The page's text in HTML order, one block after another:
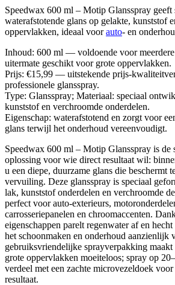
Speedwax 600 ml – Motip Glansspray geeft
waterafstotende glans op gelakte, kunststof
oppervlakken, ideaal voorauto- en
Inhoud: 600 ml — voldoende voor meerdere
uitermate geschikt voor grote oppervlakken.
Prijs: €15,99 — uitstekende prijs-
professionele glansspray.
Type: Glansspray; Materiaal: speciaal
kunststof en verchroomde onderdelen.
Eigenschap: waterafstotend en zorgt voor
glans terwijl het onderhoud vereenvoudigt.
Speedwax 600 ml – Motip Glansspray is de
oplossing voor wie direct resultaat wil:
u een diepe, duurzame glans die beschermt
vervuiling. Deze glansspray is speciaal
lak, kunststof onderdelen en verchroomde
perfect voor auto-exterieurs,
carrosseriepanelen en chroomaccenten.
eigenschappen parelt regenwater af en
het schoonmaken en onderhoud aanzienlijk
gebruiksvriendelijke sprayverpakking maakt
grote oppervlakken moeiteloos; spray op
verdeel met een zachte microvezeldoek voor
resultaat.